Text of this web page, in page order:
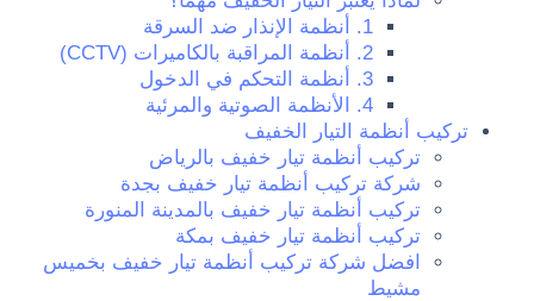
1. أنظمة الإنذار ضد السرقة
2. أنظمة المراقبة بالكاميرات (CCTV)
3. أنظمة التحكم في الدخول
4. الأنظمة الصوتية والمرئية
تركيب أنظمة التيار الخفيف
تركيب أنظمة تيار خفيف بالرياض
شركة تركيب أنظمة تيار خفيف بجدة
تركيب أنظمة تيار خفيف بالمدينة المنورة
تركيب أنظمة تيار خفيف بمكة
افضل شركة تركيب أنظمة تيار خفيف بخميس
مشيط